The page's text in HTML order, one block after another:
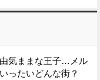
気ままな王子…メル
ったいどんな街？